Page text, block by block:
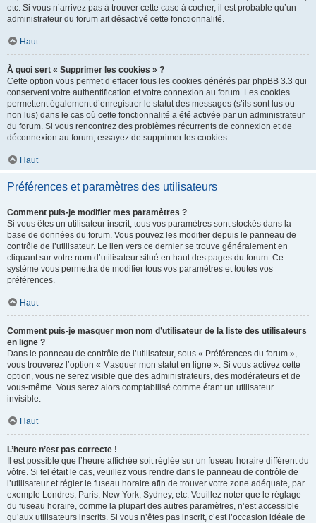
etc. Si vous n’arrivez pas à trouver cette case à cocher, il est probable qu’un
administrateur du forum ait désactivé cette fonctionnalité.
Haut
À quoi sert « Supprimer les cookies » ?
Cette option vous permet d’effacer tous les cookies générés par phpBB 3.3 qui
conservent votre authentification et votre connexion au forum. Les cookies
permettent également d’enregistrer le statut des messages (s’ils sont lus ou
non lus) dans le cas où cette fonctionnalité a été activée par un administrateur
du forum. Si vous rencontrez des problèmes récurrents de connexion et de
déconnexion au forum, essayez de supprimer les cookies.
Haut
Préférences et paramètres des utilisateurs
Comment puis-je modifier mes paramètres ?
Si vous êtes un utilisateur inscrit, tous vos paramètres sont stockés dans la
base de données du forum. Vous pouvez les modifier depuis le panneau de
contrôle de l’utilisateur. Le lien vers ce dernier se trouve généralement en
cliquant sur votre nom d’utilisateur situé en haut des pages du forum. Ce
système vous permettra de modifier tous vos paramètres et toutes vos
préférences.
Haut
Comment puis-je masquer mon nom d’utilisateur de la liste des utilisateurs
en ligne ?
Dans le panneau de contrôle de l’utilisateur, sous « Préférences du forum »,
vous trouverez l’option « Masquer mon statut en ligne ». Si vous activez cette
option, vous ne serez visible que des administrateurs, des modérateurs et de
vous-même. Vous serez alors comptabilisé comme étant un utilisateur
invisible.
Haut
L’heure n’est pas correcte !
Il est possible que l’heure affichée soit réglée sur un fuseau horaire différent du
vôtre. Si tel était le cas, veuillez vous rendre dans le panneau de contrôle de
l’utilisateur et régler le fuseau horaire afin de trouver votre zone adéquate, par
exemple Londres, Paris, New York, Sydney, etc. Veuillez noter que le réglage
du fuseau horaire, comme la plupart des autres paramètres, n’est accessible
qu’aux utilisateurs inscrits. Si vous n’êtes pas inscrit, c’est l’occasion idéale de